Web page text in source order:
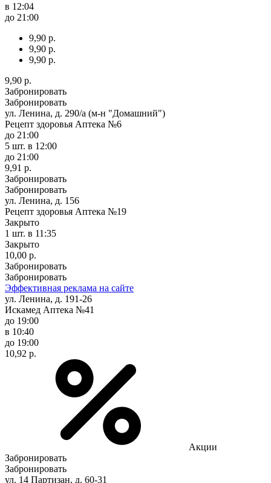
в 12:04
до 21:00
9,90 р.
9,90 р.
9,90 р.
9,90 р.
Забронировать
Забронировать
ул. Ленина, д. 290/а (м-н "Домашний")
Рецепт здоровья Аптека №6
до 21:00
5 шт. в 12:00
до 21:00
9,91 р.
Забронировать
Забронировать
ул. Ленина, д. 156
Рецепт здоровья Аптека №19
Закрыто
1 шт. в 11:35
Закрыто
10,00 р.
Забронировать
Забронировать
Эффективная реклама на сайте
ул. Ленина, д. 191-26
Искамед Аптека №41
до 19:00
в 10:40
до 19:00
10,92 р.
Акции
Забронировать
Забронировать
ул. 14 Партизан, д. 60-31